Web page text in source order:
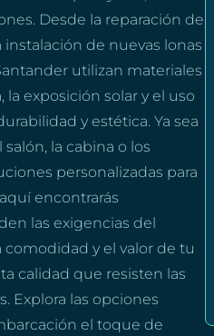
Desde la reparación de
instalación de nuevas lonas
utilizan materiales
la exposición solar y el uso
y estética. Ya sea
la cabina o los
personalizadas para
encontrarás
las exigencias del
y el valor de tu
calidad que resisten las
Explora las opciones
el toque de